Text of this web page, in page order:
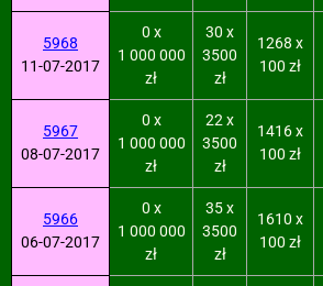
5968
11-07-2017
0 x
1 000 000
zł
30 x
3500
zł
1268 x
100 zł
5967
08-07-2017
0 x
1 000 000
zł
22 x
3500
zł
1416 x
100 zł
5966
06-07-2017
0 x
1 000 000
zł
35 x
3500
zł
1610 x
100 zł